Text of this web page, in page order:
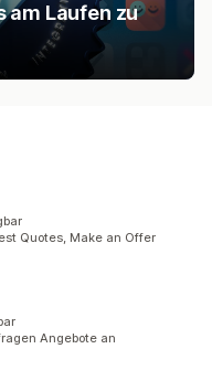
am Laufen zu
Quotes, Make an Offer
Angebote an